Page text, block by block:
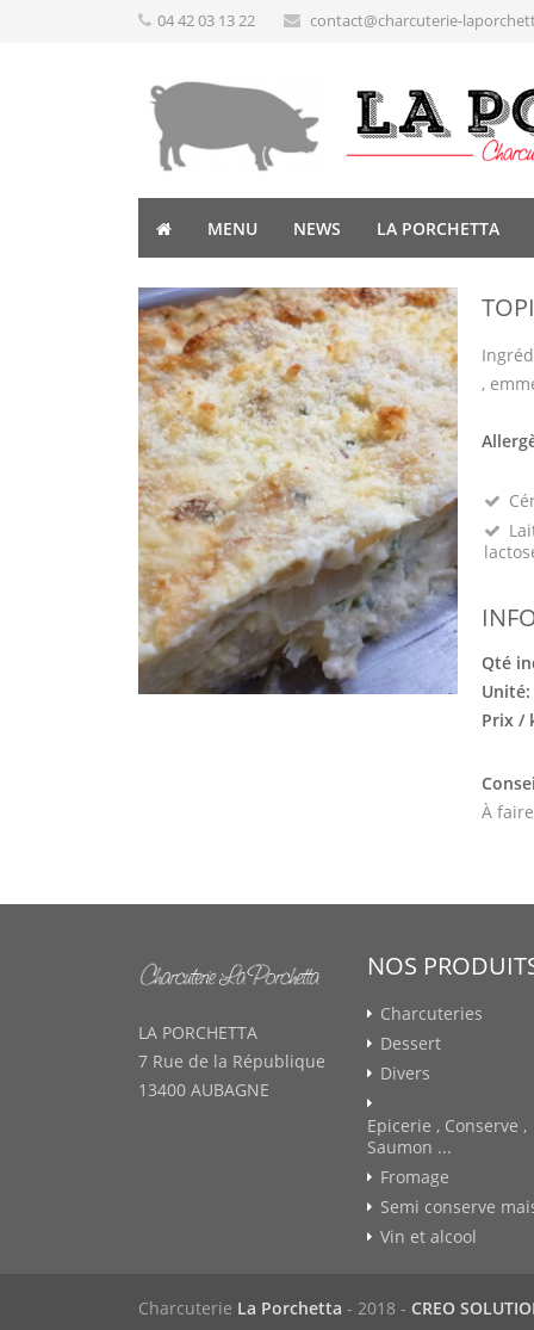
04 42 03 13 22 contact@charcuterie-
MENU NEWS LA PORCHETTA
,
Qté
Unité:
Prix /
À
LA PORCHETTA
7 Rue de la République
13400 AUBAGNE
NOS
Charcuteries
Dessert
Divers
Epicerie , Conserve ,
Saumon ...
Fromage
Semi conserve
Vin et alcool
Charcuterie La Porchetta - 2018 - CREO